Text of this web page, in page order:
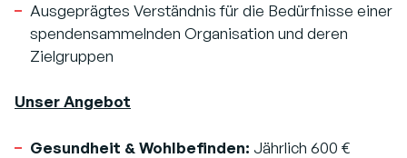
Ausgeprägtes Verständnis für die Bedürfnisse einer
spendensammelnden Organisation und deren
Zielgruppen
Unser Angebot
Gesundheit & Wohlbefinden: Jährlich 600 €